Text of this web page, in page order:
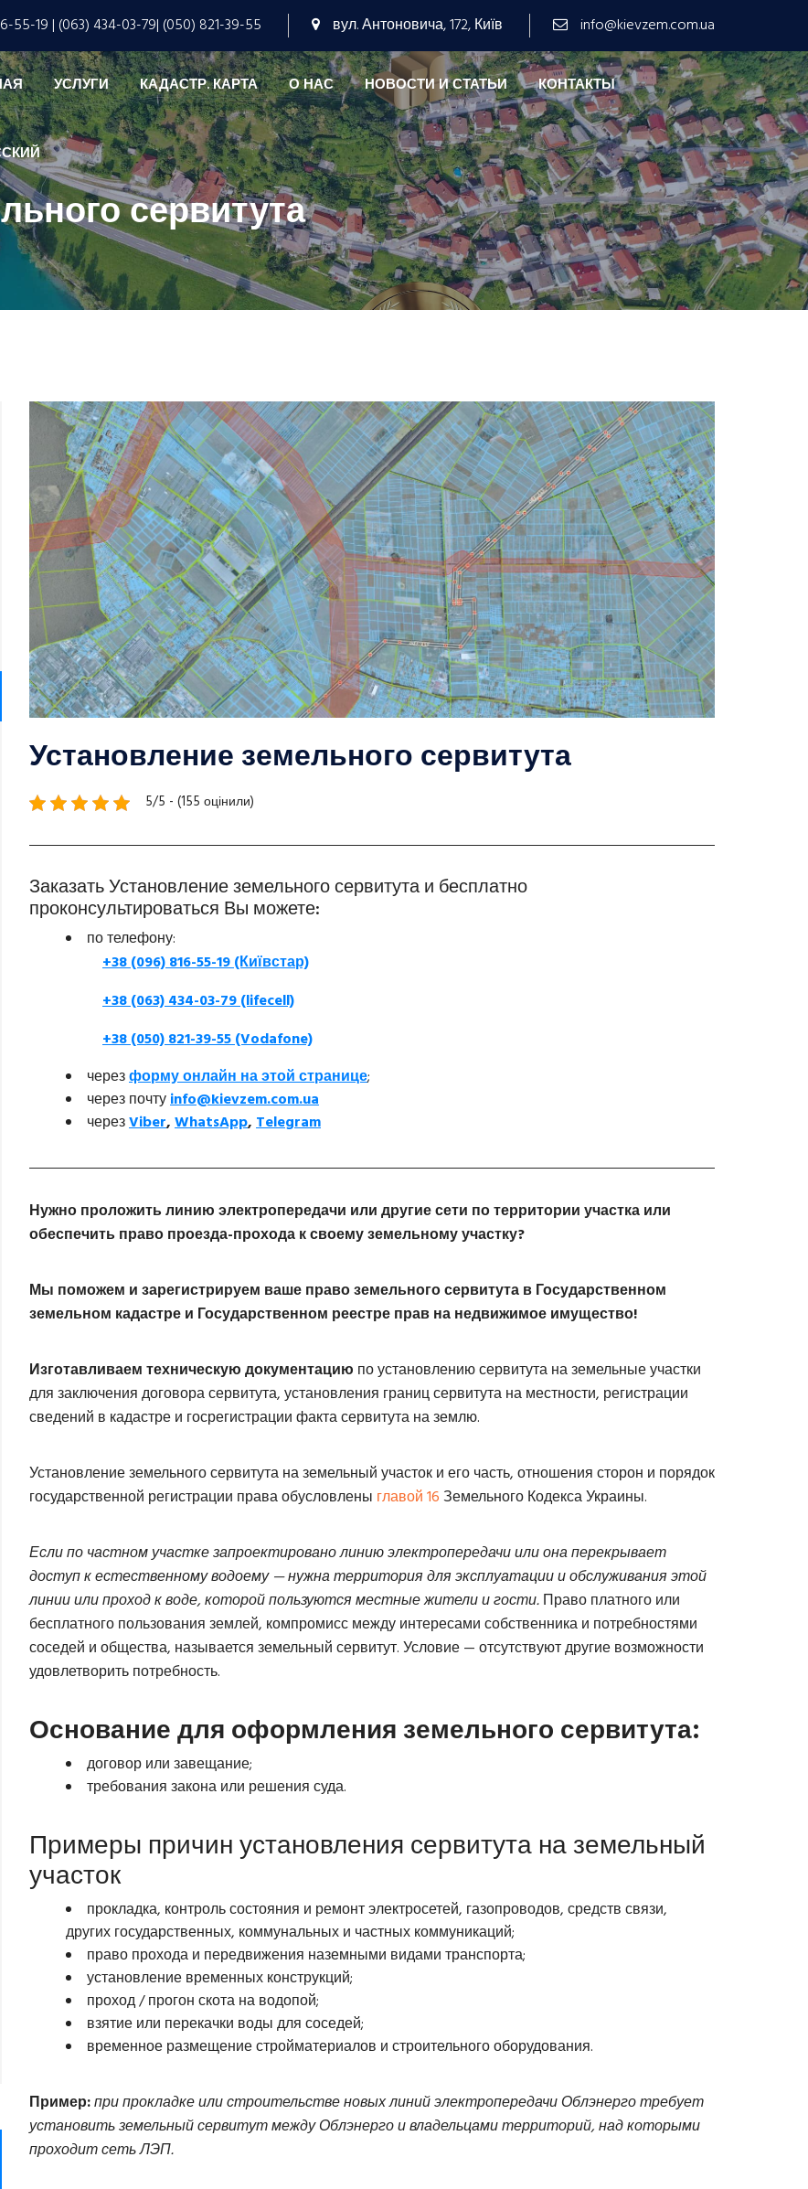
55-19 | (063) 434-03-79| (050) 821-39-55 вул. Антоновича, 172, Київ info@kievzem.com.ua
УСЛУГИ КАДАСТР. КАРТА О НАС НОВОСТИ И СТАТЬИ КОНТАКТЫ
сервитута
Установление земельного сервитута
5/5 - (155 оцінили)
Заказать Установление земельного сервитута и бесплатно
проконсультироваться Вы можете:
по телефону:
+38 (096) 816-55-19 (Київстар)
+38 (063) 434-03-79 (lifecell)
+38 (050) 821-39-55 (Vodafone)
черезформу онлайн на этой странице;
через почтуinfo@kievzem.com.ua
черезViber,WhatsApp,Telegram
Нужно проложить линию электропередачи или другие сети по территории участка или
обеспечить право проезда-прохода к своему земельному участку?
Мы поможем и зарегистрируем ваше право земельного сервитута в Государственном
земельном кадастре и Государственном реестре прав на недвижимое имущество!
Изготавливаем техническую документацию по установлению сервитута на земельные участки
для заключения договора сервитута, установления границ сервитута на местности, регистрации
сведений в кадастре и госрегистрации факта сервитута на землю.
Установление земельного сервитута на земельный участок и его часть, отношения сторон и порядок
государственной регистрации права обусловлены главой 16Земельного Кодекса Украины.
Если по частном участке запроектировано линию электропередачи или она перекрывает
доступ к естественному водоему — нужна территория для эксплуатации и обслуживания этой
линии или проход к воде, которой пользуются местные жители и гости.Право платного или
бесплатного пользования землей, компромисс между интересами собственника и потребностями
соседей и общества, называется земельный сервитут. Условие — отсутствуют другие возможности
удовлетворить потребность.
Основание для оформления земельного сервитута:
договор или завещание;
требования закона или решения суда.
Примеры причин установления сервитута на земельный
участок
прокладка, контроль состояния и ремонт электросетей, газопроводов, средств связи,
других государственных, коммунальных и частных коммуникаций;
право прохода и передвижения наземными видами транспорта;
установление временных конструкций;
проход / прогон скота на водопой;
взятие или перекачки воды для соседей;
временное размещение стройматериалов и строительного оборудования.
Пример:при прокладке или строительстве новых линий электропередачи Облэнерго требует
установить земельный сервитут между Облэнерго и владельцами территорий, над которыми
проходит сеть ЛЭП.